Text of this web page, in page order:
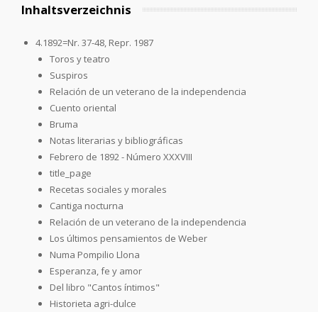
Inhaltsverzeichnis
4.1892=Nr. 37-48, Repr. 1987
Toros y teatro
Suspiros
Relación de un veterano de la independencia
Cuento oriental
Bruma
Notas literarias y bibliográficas
Febrero de 1892 - Número XXXVIII
title_page
Recetas sociales y morales
Cantiga nocturna
Relación de un veterano de la independencia
Los últimos pensamientos de Weber
Numa Pompilio Llona
Esperanza, fe y amor
Del libro "Cantos íntimos"
Historieta agri-dulce